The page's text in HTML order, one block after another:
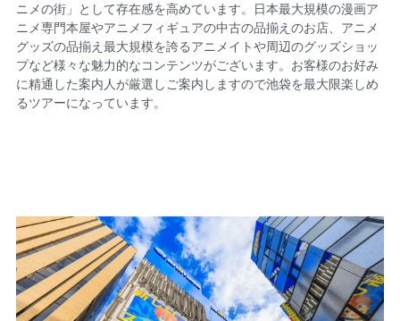
ニメの街」として存在感を高めています。日本最大規模の漫画ア
ニメ専門本屋やアニメフィギュアの中古の品揃えのお店、アニメ
グッズの品揃え最大規模を誇るアニメイトや周辺のグッズショッ
プなど様々な魅力的なコンテンツがございます。お客様のお好み
に精通した案内人が厳選しご案内しますので池袋を最大限楽しめ
るツアーになっています。